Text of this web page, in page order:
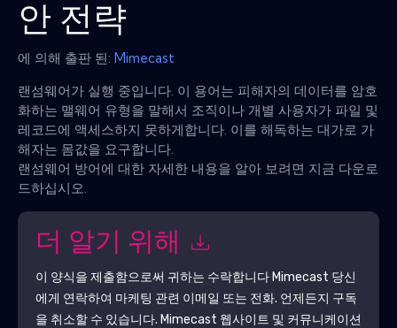
안 전략
에 의해 출판 된: Mimecast
랜섬웨어가 실행 중입니다. 이 용어는 피해자의 데이터를 암호
화하는 맬웨어 유형을 말해서 조직이나 개별 사용자가 파일 및
레코드에 액세스하지 못하게합니다. 이를 해독하는 대가로 가
해자는 몸값을 요구합니다.
랜섬웨어 방어에 대한 자세한 내용을 알아 보려면 지금 다운로
드하십시오.
더 알기 위해
이 양식을 제출함으로써 귀하는 수락합니다 Mimecast 당신
에게 연락하여 마케팅 관련 이메일 또는 전화. 언제든지 구독
을 취소할 수 있습니다. Mimecast 웹사이트 및 커뮤니케이션